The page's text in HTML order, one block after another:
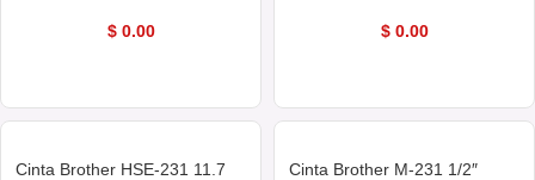
$0.00 $0.00
Cinta Brother HSE-231 11.7
Cinta Brother M-231 1/2″